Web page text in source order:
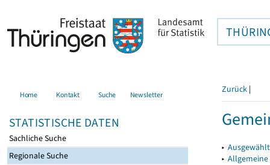
Home Kontakt Suche Newsletter
STATISTISCHE DATEN
Sachliche Suche
Regionale Suche
Zurück |
▸
▸